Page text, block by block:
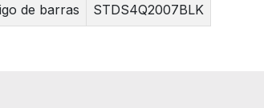
de barras STDS4Q2007BLK